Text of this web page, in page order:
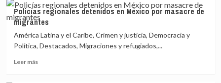
sirios
Los
marginados,
de
origen
africano,
doblemente
Policías regionales detenidos en México por masacre de
migrantes
América Latina y el Caribe, Crimen y justicia, Democracia y
Política, Destacados, Migraciones y refugiados,...
Leer másLeer